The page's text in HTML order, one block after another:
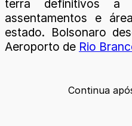
terra definitivos a
assentamentos e
estado. Bolsonaro
Aeroporto de Rio
Continua